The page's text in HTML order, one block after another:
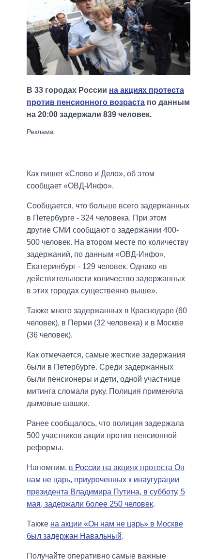
В 33 городах России на акциях протеста
против пенсионного возраста по данным
на 20:00 задержали 839 человек.
Как пишет «Слово и Дело», об этом
сообщает «ОВД-Инфо».
Сообщается, что больше всего задержанных
в Петербурге - 324 человека. При этом
другие СМИ сообщают о задержании 400-
500 человек. На втором месте по количеству
задержаний, по данным «ОВД-Инфо»,
Екатеринбург - 129 человек. Однако «в
действительности количество задержанных
в этих городах существенно выше».
Также много задержанных в Краснодаре (60
человек), в Перми (32 человека) и в Москве
(36 человек).
Как отмечается, самые жесткие задержания
были в Петербурге. Среди задержанных
были пенсионеры и дети, одной участнице
митинга сломали руку. Полиция применяла
дымовые шашки.
Ранее сообщалось, что полиция задержала
500 участников акции против пенсионной
реформы.
Напомним, в России на акциях протеста Он
нам не царь, приуроченных к инаугурации
президента Владимира Путина, в субботу, 5
мая, задержали более 250 человек.
Также на акции «Он нам не царь» в Москве
был задержан Навальный.
Получайте оперативно самые важные